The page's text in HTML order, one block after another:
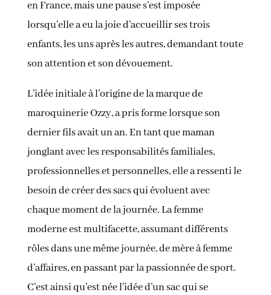
en France, mais une pause s’est imposée
lorsqu’elle a eu la joie d’accueillir ses trois
enfants, les uns après les autres, demandant toute
son attention et son dévouement.
L’idée initiale à l’origine de la marque de
maroquinerie Ozzy, a pris forme lorsque son
dernier fils avait un an. En tant que maman
jonglant avec les responsabilités familiales,
professionnelles et personnelles, elle a ressenti le
besoin de créer des sacs qui évoluent avec
chaque moment de la journée. La femme
moderne est multifacette, assumant différents
rôles dans une même journée, de mère à femme
d’affaires, en passant par la passionnée de sport.
C’est ainsi qu’est née l’idée d’un sac qui se